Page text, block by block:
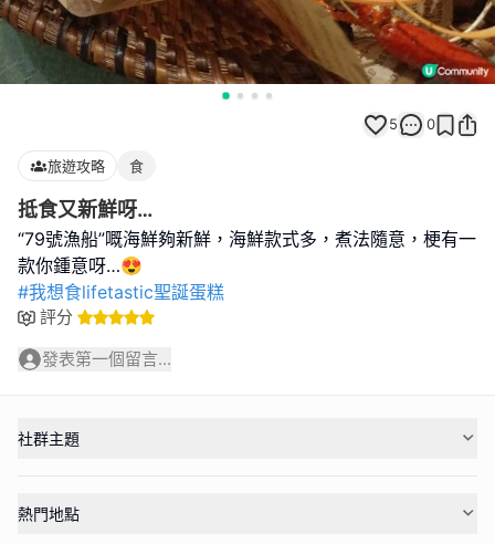
5 0
旅遊攻略 食
抵食又新鮮呀…
“79號漁船”嘅海鮮夠新鮮，海鮮款式多，煮法隨意，梗有一
#我想食lifetastic聖誕蛋糕
評分
發表第一個留言...
社群主題
熱門地點